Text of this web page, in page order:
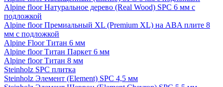
Alpine floor Натуральное дерево (Real Wood) SPC 6 мм с
подложкой
Alpine floor Премиальный XL (Premium XL) на ABA плите 8
мм с подложкой
Alpine Floor Титан 6 мм
Alpine floor Титан Паркет 6 мм
Alpine floor Титан 8 мм
Steinholz SPC плитка
Steinholz Элемент (Element) SPC 4,5 мм